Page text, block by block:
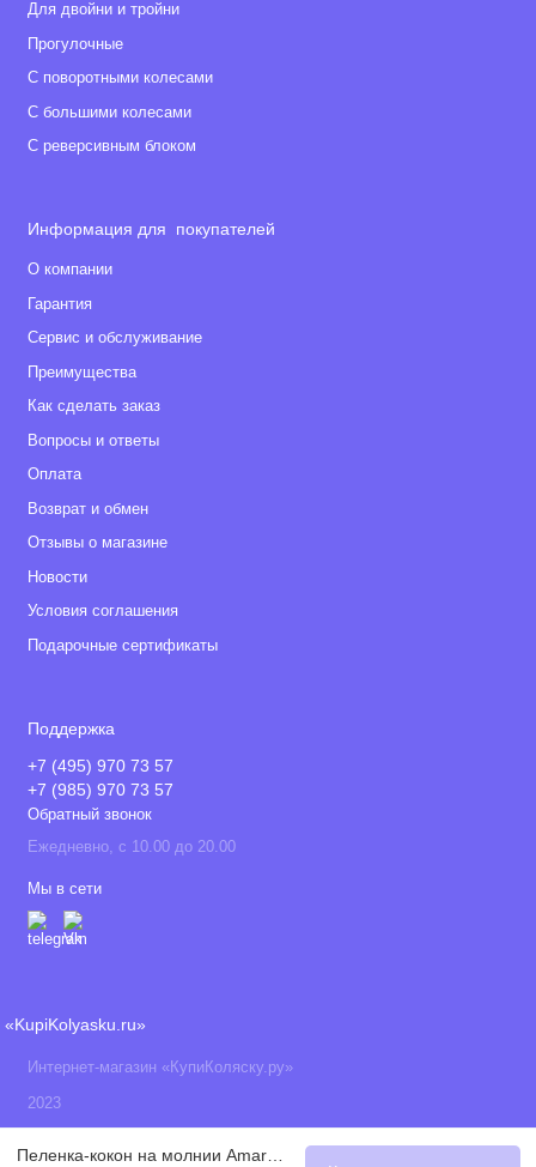
Пеленка-кокон на молнии Amarobaby Curly фигурная с шапочкой Растения, белый 68
Для двойни и тройни
Прогулочные
С поворотными колесами
С большими колесами
С реверсивным блоком
Информация для покупателей
О компании
Гарантия
Сервис и обслуживание
Преимущества
Как сделать заказ
Вопросы и ответы
Оплата
Возврат и обмен
Отзывы о магазине
Новости
Условия соглашения
Подарочные сертификаты
Поддержка
+7 (495) 970 73 57
+7 (985) 970 73 57
Обратный звонок
Ежедневно, с 10.00 до 20.00
Мы в сети
«KupiKolyasku.ru»
Интернет-магазин «КупиКоляску.ру»
2023